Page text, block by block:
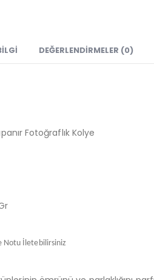
DEĞERLENDIRMELER (0)
Fotoğraflık Kolye
Notu İletebilirsiniz